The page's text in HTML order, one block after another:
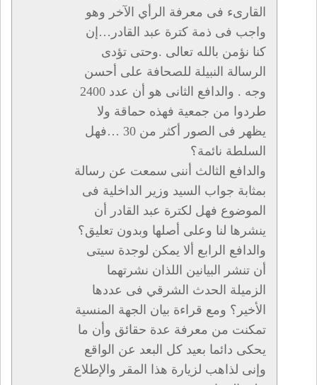
القارىء فى معرفة الرأي الآخر وهو
واجب فى ذمة كترة عبد القادر…إن
كنا نؤمن بالله تعالى .وحتى تؤدى
الرسالة النبيلة للصحافة على أحسن
وجه . والدافع الثانى هو أن عدد 2400
طردوا من جمعية فهذه حماقة ولا
يظهر فى الصور أكثر من 30 …فهل
السلطة نائمة؟
والدافع الثالث أننى سمعت عن رسالة
بمثابة جواب السيد وزير الداخلية فى
الموضوع فهل لكترة عبد القادر أن
ينشرها لنا وعلى أصلها وبدون تعليق؟
والدافع الرابع ألا يمكن لوجدة سيتى
أن تنشر البيانين اللذان نشرتهما
الزميلة الحدث الشرقي فى عددها
الأخير؟ ومع قراءة بيان الجهة المنسية
تمكنت من معرفة عدة حقائق وأن ما
يحكى دائما بعيد كل البعد عن الواقع
وإنى لذاهب لزيارة هذا المقر والإطلاع